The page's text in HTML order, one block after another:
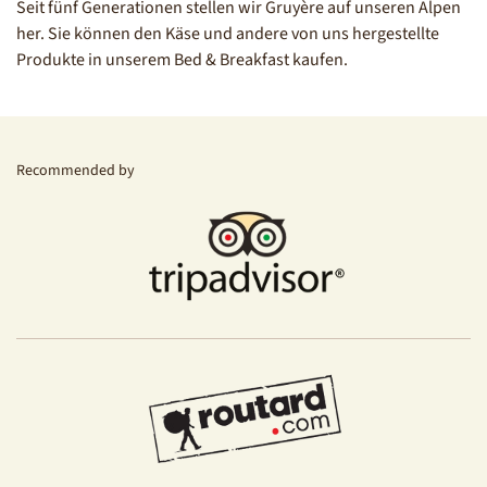
Seit fünf Generationen stellen wir Gruyère auf unseren Alpen
her. Sie können den Käse und andere von uns hergestellte
Produkte in unserem Bed & Breakfast kaufen.
Recommended by